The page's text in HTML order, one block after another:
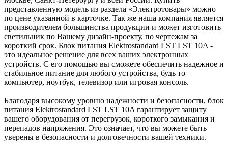
представленную модель из раздела «Электротовары» можно
по цене указанной в карточке. Так же наша компания является
производителем большинства продукции и может изготовить
светильник по Вашему дизайн-проекту, по чертежам за
короткий срок. Блок питания Elektrostandard LST LST 10A -
это идеальное решение для всех ваших электронных
устройств. С его помощью вы сможете обеспечить надежное и
стабильное питание для любого устройства, будь то
компьютер, ноутбук, телевизор или игровая консоль.
Благодаря высокому уровню надежности и безопасности, блок
питания Elektrostandard LST LST 10A гарантирует защиту
вашего оборудования от перегрузок, короткого замыкания и
перепадов напряжения. Это означает, что вы можете быть
уверены в безопасности и долговечности вашей техники.